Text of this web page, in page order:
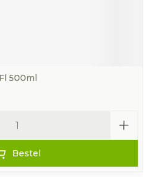
500ml
Bestel